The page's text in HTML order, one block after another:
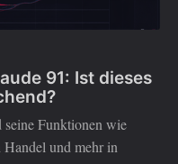
91: Ist dieses
seine Funktionen wie
Handel und mehr in